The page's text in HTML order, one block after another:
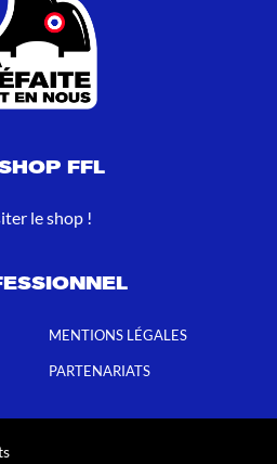
FFL
le shop !
MENTIONS LÉGALES
PARTENARIATS